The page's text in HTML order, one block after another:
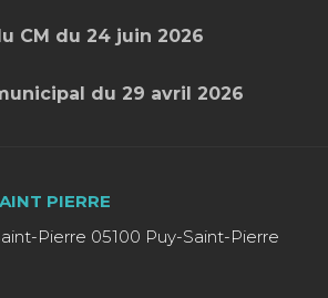
CM du 24 juin 2026
du 29 avril 2026
PIERRE
Pierre 05100 Puy-Saint-Pierre